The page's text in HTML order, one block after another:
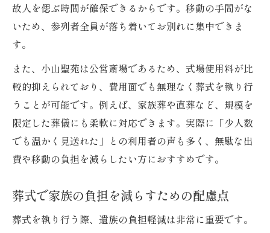
故人を偲ぶ時間が確保できるからです。移動の手間がな
いため、参列者全員が落ち着いてお別れに集中できま
す。
また、小山聖苑は公営斎場であるため、式場使用料が比
較的抑えられており、費用面でも無理なく葬式を執り行
うことが可能です。例えば、家族葬や直葬など、規模を
限定した葬儀にも柔軟に対応できます。実際に「少人数
でも温かく見送れた」との利用者の声も多く、無駄な出
費や移動の負担を減らしたい方におすすめです。
葬式で家族の負担を減らすための配慮点
葬式を執り行う際、遺族の負担軽減は非常に重要です。